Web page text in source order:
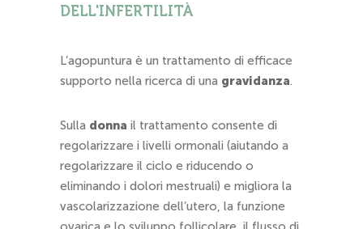
DELL'INFERTILITÀ
L’agopuntura è un trattamento di efficace
supporto nella ricerca di una gravidanza.
Sulla donna il trattamento consente di
regolarizzare i livelli ormonali (aiutando a
regolarizzare il ciclo e riducendo o
eliminando i dolori mestruali) e migliora la
vascolarizzazione dell’utero, la funzione